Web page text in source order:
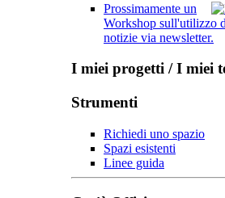
Prossimamente un
Workshop sull'utilizzo
notizie via newsletter.
I miei progetti / I miei
Strumenti
Richiedi uno spazio
Spazi esistenti
Linee guida